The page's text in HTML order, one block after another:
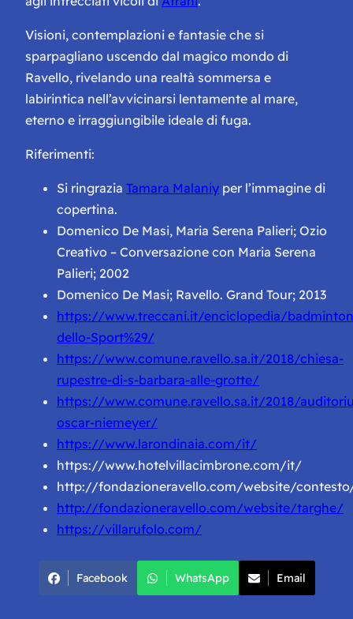
Visioni, contemplazioni e fantasie che si
sparpagliano uscendo dal magico mondo di
Ravello, rivelando una realtà sommersa e
labirintica nell’avvicinarsi lentamente al mare,
eterno e irraggiungibile ideale di fuga.
Riferimenti:
Si ringrazia Tamara Malaniy per l’immagine di
copertina.
Domenico De Masi, Maria Serena Palieri; Ozio
Creativo – Conversazione con Maria Serena
Palieri; 2002
Domenico De Masi; Ravello. Grand Tour; 2013
https://www.treccani.it/enciclopedia/
dello-Sport%29/
https://www.comune.ravello.sa.it/2018/chiesa-
rupestre-di-s-barbara-alle-grotte/
https://www.comune.ravello.sa.it/2018/
oscar-niemeyer/
https://www.larondinaia.com/it/
https://www.hotelvillacimbrone.com/it/
http://fondazioneravello.com/website/
http://fondazioneravello.com/website/targhe/
https://villarufolo.com/
Facebook WhatsApp Email